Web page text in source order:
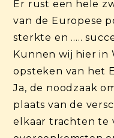
Er rust een hele
van de Europese
sterkte en …..
Kunnen wij hier in
opsteken van het
Ja, de noodzaak
plaats van de
elkaar trachten te